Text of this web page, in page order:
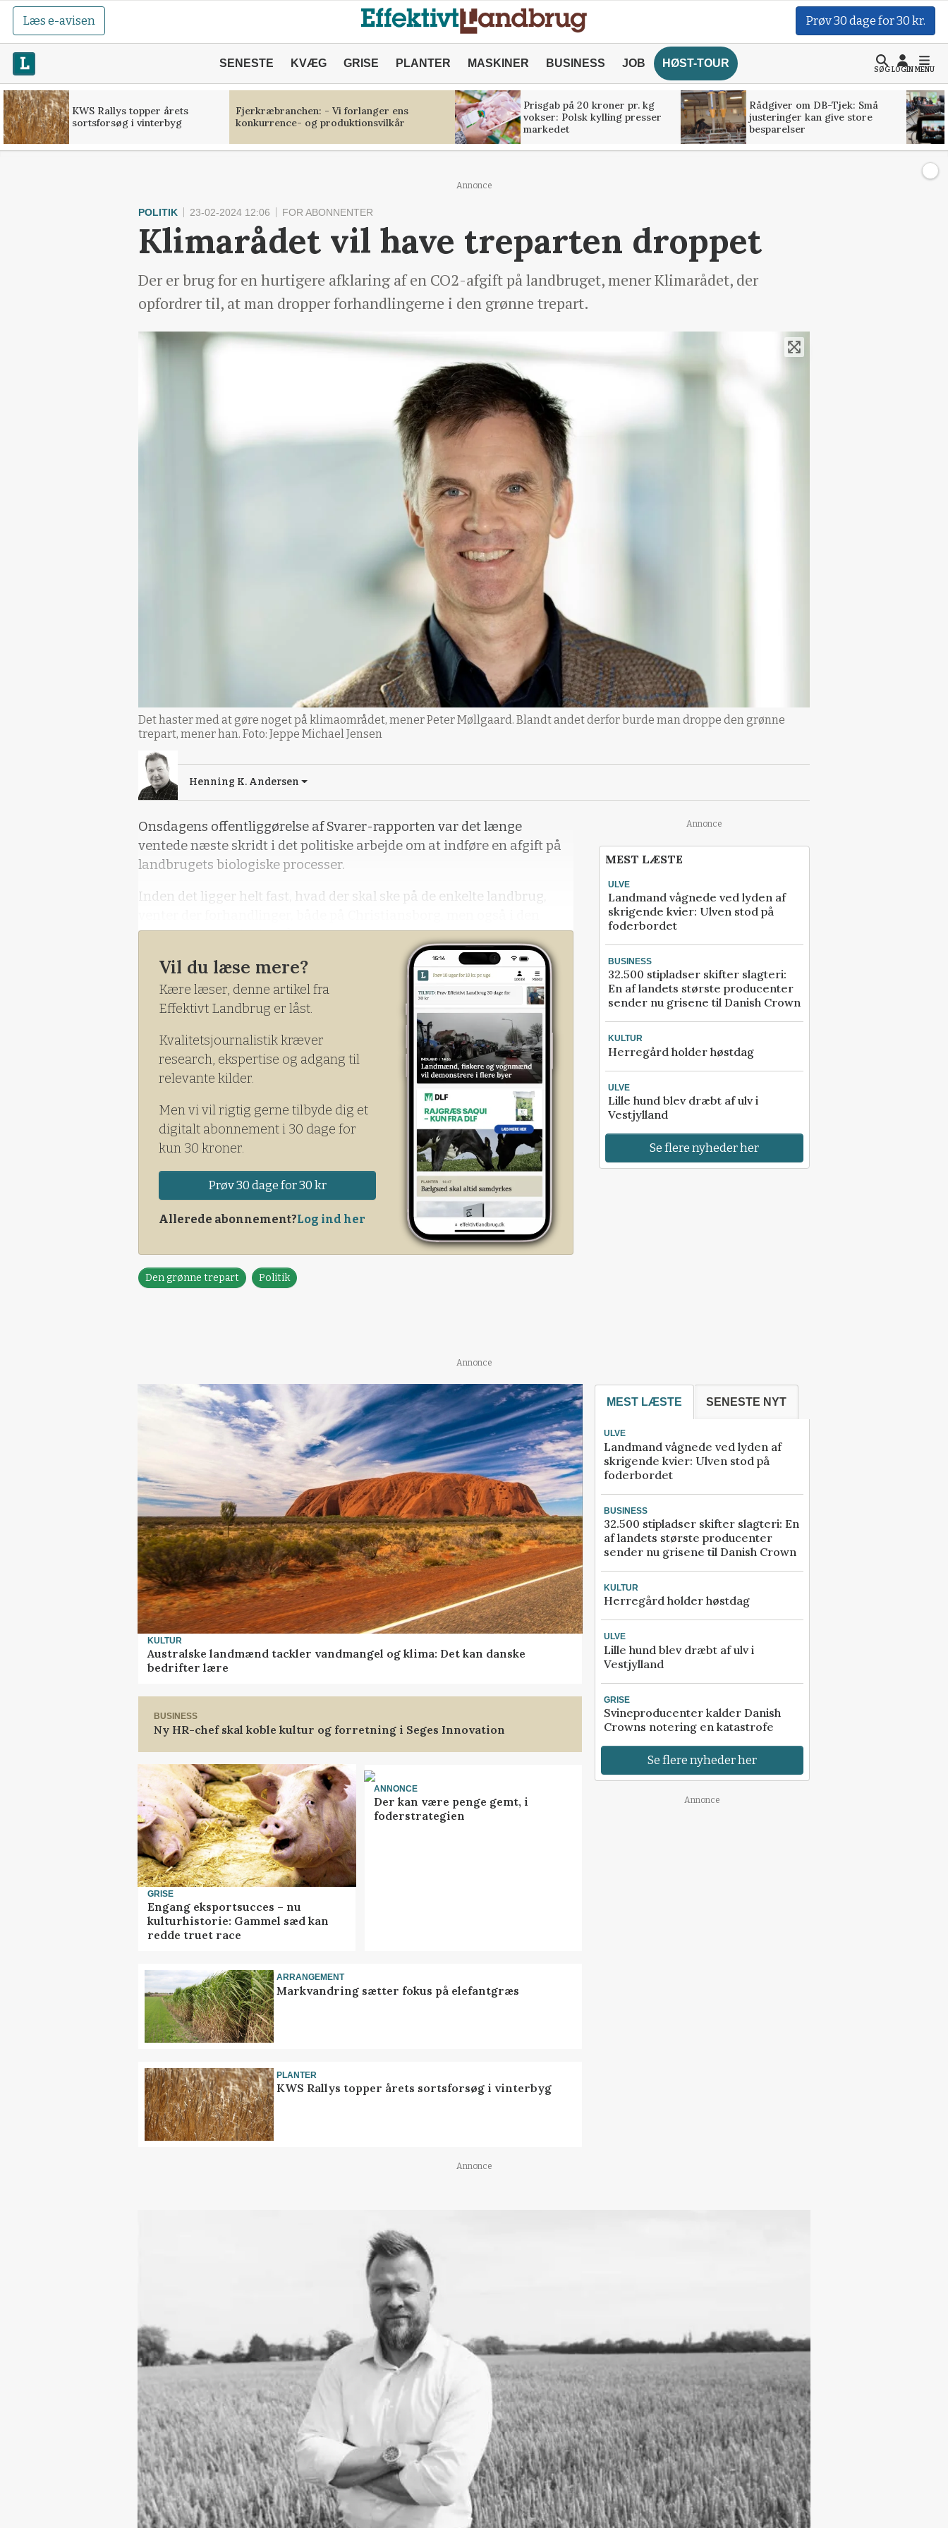
Læs e-avisen Prøv 30 dage for 30 kr.
SENESTE KVÆG GRISE PLANTER MASKINER BUSINESS JOB HØST-TOUR
SØGLOGINMENU
KWS Rallys topper årets
sortsforsøg i vinterbyg
Fjerkræbranchen: - Vi forlanger ens
konkurrence- og produktionsvilkår
Prisgab på 20 kroner pr. kg
vokser: Polsk kylling presser
markedet
Rådgiver om DB-Tjek: Små
justeringer kan give store
besparelser
Annonce
POLITIK 23-02-2024 12:06 FOR ABONNENTER
Klimarådet vil have treparten droppet
Der er brug for en hurtigere afklaring af en CO2-afgift på landbruget, mener Klimarådet, der
opfordrer til, at man dropper forhandlingerne i den grønne trepart.
Det haster med at gøre noget på klimaområdet, mener Peter Møllgaard. Blandt andet derfor burde man droppe den grønne
trepart, mener han. Foto: Jeppe Michael Jensen
Henning K. Andersen
Onsdagens offentliggørelse af Svarer-rapporten var det længe
ventede næste skridt i det politiske arbejde om at indføre en afgift på
landbrugets biologiske processer.
Inden det ligger helt fast, hvad der skal ske på de enkelte landbrug,
grønne trepart, der består af regeringen og otte
Vil du læse mere?
Kære læser, denne artikel fra
Effektivt Landbrug er låst.
Kvalitetsjournalistik kræver
research, ekspertise og adgang til
relevante kilder.
Men vi vil rigtig gerne tilbyde dig et
digitalt abonnement i 30 dage for
kun 30 kroner.
Prøv 30 dage for 30 kr
Allerede abonnement?Log ind her
Den grønne trepart Politik
Annonce
MEST LÆSTE
ULVE
Landmand vågnede ved lyden af
skrigende kvier: Ulven stod på
foderbordet
BUSINESS
32.500 stipladser skifter slagteri:
En af landets største producenter
sender nu grisene til Danish Crown
KULTUR
Herregård holder høstdag
ULVE
Lille hund blev dræbt af ulv i
Vestjylland
Se flere nyheder her
Annonce
KULTUR
Australske landmænd tackler vandmangel og klima: Det kan danske
bedrifter lære
BUSINESS
Ny HR-chef skal koble kultur og forretning i Seges Innovation
GRISE
Engang eksportsucces – nu
kulturhistorie: Gammel sæd kan
redde truet race
ANNONCE
Der kan være penge gemt, i
foderstrategien
ARRANGEMENT
Markvandring sætter fokus på elefantgræs
PLANTER
KWS Rallys topper årets sortsforsøg i vinterbyg
MEST LÆSTE SENESTE NYT
ULVE
Landmand vågnede ved lyden af
skrigende kvier: Ulven stod på
foderbordet
BUSINESS
32.500 stipladser skifter slagteri: En
af landets største producenter
sender nu grisene til Danish Crown
KULTUR
Herregård holder høstdag
ULVE
Lille hund blev dræbt af ulv i
Vestjylland
GRISE
Svineproducenter kalder Danish
Crowns notering en katastrofe
Se flere nyheder her
Annonce
Annonce